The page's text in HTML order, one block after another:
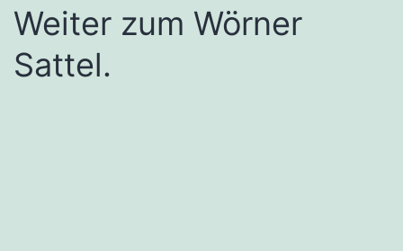
Weiter zum Wörner
Sattel.